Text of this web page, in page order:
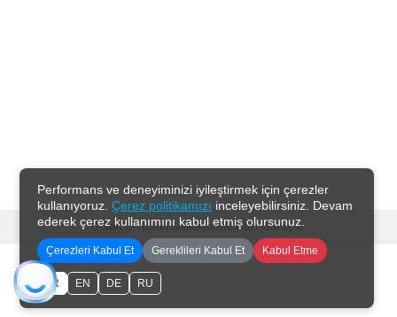
Performans ve deneyiminizi iyileştirmek için çerezler
kullanıyoruz.Çerez politikamızı inceleyebilirsiniz. Devam
ederek çerez kullanımını kabul etmiş olursunuz.
Çerezleri Kabul Et Gereklileri Kabul Et Kabul Etme
TR EN DE RU
T-SoftE-TicaretSistemleriyle Hazırlanmıştır.